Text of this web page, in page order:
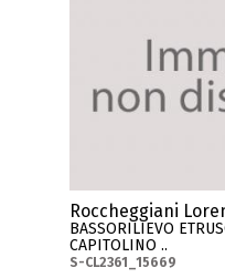
Roccheggiani
BASSORILIEVO
CAPITOLINO ..
S-CL2361_15669